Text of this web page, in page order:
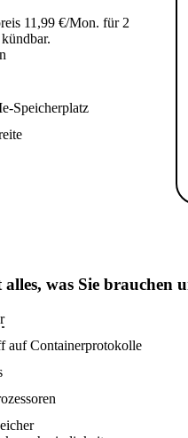
11,99 €/Mon. für 2
Speicherplatz
alles, was Sie brauchen
auf Containerprotokolle